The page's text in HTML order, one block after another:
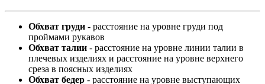
Обхват груди - расстояние на уровне груди под
проймами рукавов
Обхват талии - расстояние на уровне линии талии в
плечевых изделиях и расстояние на уровне верхнего
среза в поясных изделиях
Обхват бедер - расстояние на уровне выступающих